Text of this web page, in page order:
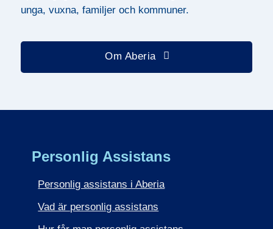
unga, vuxna, familjer och kommuner.
Om Aberia
Personlig Assistans
Personlig assistans i Aberia
Vad är personlig assistans